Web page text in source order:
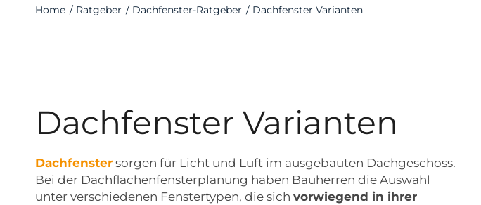
Home / Ratgeber / Dachfenster-Ratgeber / Dachfenster Varianten
Dachfenster Varianten
Dachfenster sorgen für Licht und Luft im ausgebauten Dachgeschoss.
Bei der Dachflächenfensterplanung haben Bauherren die Auswahl
unter verschiedenen Fenstertypen, die sich vorwiegend in ihrer